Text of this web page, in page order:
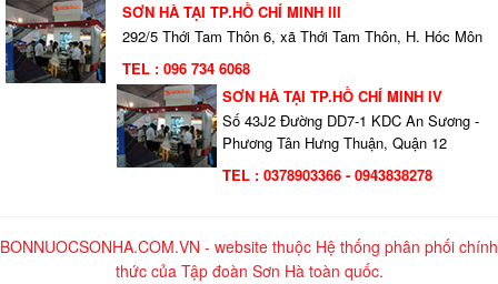
SƠN HÀ TẠI TP.HỒ CHÍ MINH III
292/5 Thới Tam Thôn 6, xã Thới Tam Thôn, H. Hóc Môn
TEL : 096 734 6068
SƠN HÀ TẠI TP.HỒ CHÍ MINH IV
Số 43J2 Đường DD7-1 KDC An Sương -
Phương Tân Hưng Thuận, Quận 12
TEL : 0378903366 - 0943838278
BONNUOCSONHA.COM.VN - website thuộc Hệ thống phân phối chính
thức của Tập đoàn Sơn Hà toàn quốc.